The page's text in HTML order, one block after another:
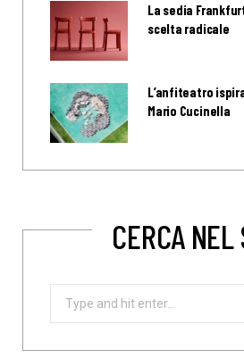
La sedia
scelta radicale
L’anfiteatro
Mario Cucinella
CERCA NEL
Search